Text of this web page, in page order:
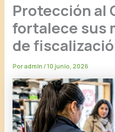
Protección al
fortalece sus
de
Poradmin/10 junio, 2026